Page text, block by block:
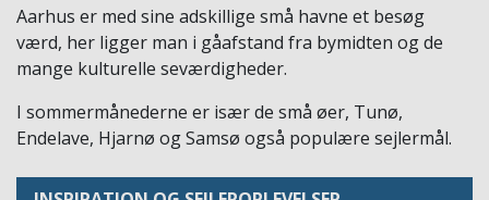
Aarhus er med sine adskillige små havne et besøg
værd, her ligger man i gåafstand fra bymidten og de
mange kulturelle seværdigheder.
I sommermånederne er især de små øer, Tunø,
Endelave, Hjarnø og Samsø også populære sejlermål.